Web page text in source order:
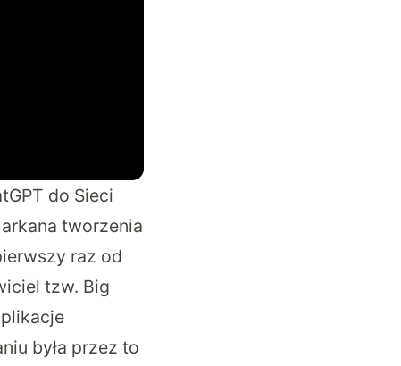
do Sieci
tworzenia
raz od
tzw. Big
była przez to